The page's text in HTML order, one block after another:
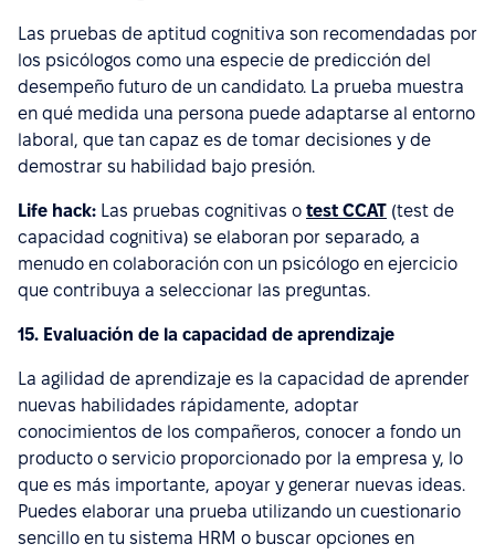
Las pruebas de aptitud cognitiva son recomendadas por
los psicólogos como una especie de predicción del
desempeño futuro de un candidato. La prueba muestra
en qué medida una persona puede adaptarse al entorno
laboral, que tan capaz es de tomar decisiones y de
demostrar su habilidad bajo presión.
Life hack: Las pruebas cognitivas o test CCAT (test de
capacidad cognitiva) se elaboran por separado, a
menudo en colaboración con un psicólogo en ejercicio
que contribuya a seleccionar las preguntas.
15. Evaluación de la capacidad de aprendizaje
La agilidad de aprendizaje es la capacidad de aprender
nuevas habilidades rápidamente, adoptar
conocimientos de los compañeros, conocer a fondo un
producto o servicio proporcionado por la empresa y, lo
que es más importante, apoyar y generar nuevas ideas.
Puedes elaborar una prueba utilizando un cuestionario
sencillo en tu sistema HRM o buscar opciones en